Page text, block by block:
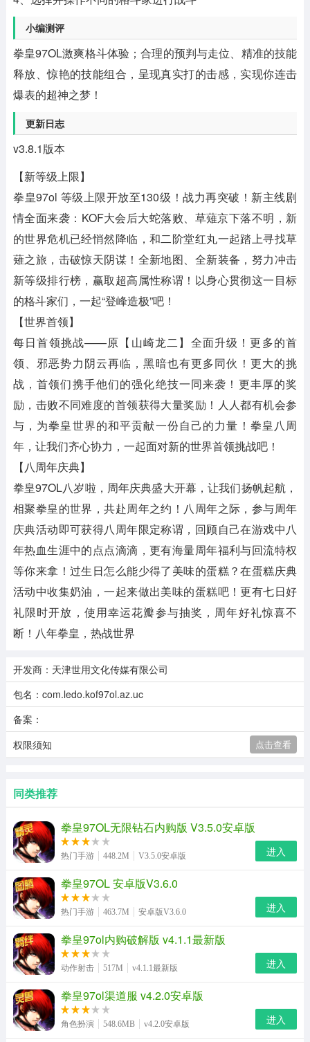
小编测评
拳皇97OL激爽格斗体验；合理的预判与走位、精准的技能
释放、惊艳的技能组合，呈现真实打的击感，实现你连击
爆表的超神之梦！
更新日志
v3.8.1版本
【新等级上限】
拳皇97ol 等级上限开放至130级！战力再突破！新主线剧
情全面来袭：KOF大会后大蛇落败、草薙京下落不明，新
的世界危机已经悄然降临，和二阶堂红丸一起踏上寻找草
薙之旅，击破惊天阴谋！全新地图、全新装备，努力冲击
新等级排行榜，赢取超高属性称谓！以身心贯彻这一目标
的格斗家们，一起“登峰造极”吧！
【世界首领】
每日首领挑战——原【山崎龙二】全面升级！更多的首
领、邪恶势力阴云再临，黑暗也有更多同伙！更大的挑
战，首领们携手他们的强化绝技一同来袭！更丰厚的奖
励，击败不同难度的首领获得大量奖励！人人都有机会参
与，为拳皇世界的和平贡献一份自己的力量！拳皇八周
年，让我们齐心协力，一起面对新的世界首领挑战吧！
【八周年庆典】
拳皇97OL八岁啦，周年庆典盛大开幕，让我们扬帆起航，
相聚拳皇的世界，共赴周年之约！八周年之际，参与周年
庆典活动即可获得八周年限定称谓，回顾自己在游戏中八
年热血生涯中的点点滴滴，更有海量周年福利与回流特权
等你来拿！过生日怎么能少得了美味的蛋糕？在蛋糕庆典
活动中收集奶油，一起来做出美味的蛋糕吧！更有七日好
礼限时开放，使用幸运花瓣参与抽奖，周年好礼惊喜不
断！八年拳皇，热战世界
开发商：天津世用文化传媒有限公司
包名：com.ledo.kof97ol.az.uc
备案：
权限须知
点击查看
同类推荐
拳皇97OL无限钻石内购版 V3.5.0安卓版
热门手游 448.2M V3.5.0安卓版 进入
拳皇97OL 安卓版V3.6.0
热门手游 463.7M 安卓版V3.6.0 进入
拳皇97ol内购破解版 v4.1.1最新版
动作射击 517M v4.1.1最新版 进入
拳皇97ol渠道服 v4.2.0安卓版
角色扮演 548.6MB v4.2.0安卓版 进入